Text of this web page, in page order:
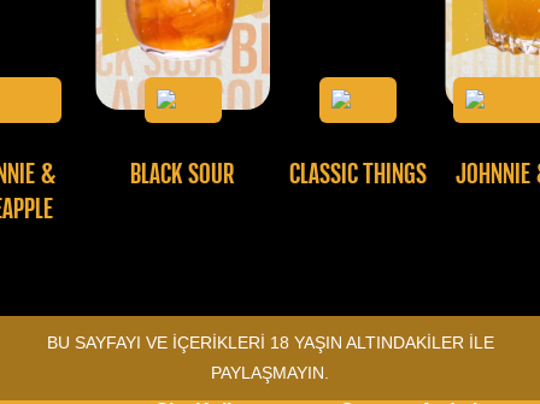
&
BLACK SOUR CLASSIC THINGS
BU SAYFAYI VE İÇERİKLERİ 18 YAŞIN ALTINDAKİLER İLE
PAYLAŞMAYIN.